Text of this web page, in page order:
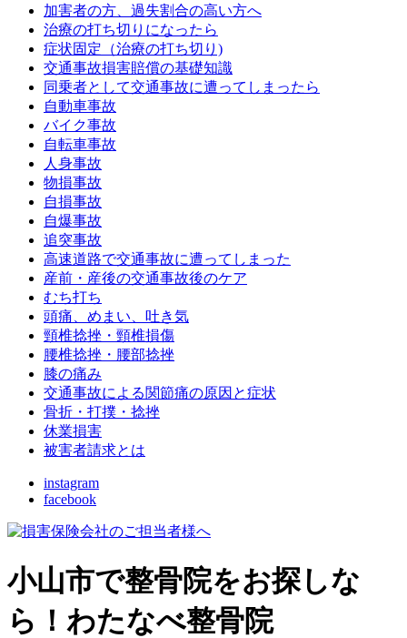
加害者の方、過失割合の高い方へ
治療の打ち切りになったら
症状固定（治療の打ち切り)
交通事故損害賠償の基礎知識
同乗者として交通事故に遭ってしまったら
自動車事故
バイク事故
自転車事故
人身事故
物損事故
自損事故
自爆事故
追突事故
高速道路で交通事故に遭ってしまった
産前・産後の交通事故後のケア
むち打ち
頭痛、めまい、吐き気
頸椎捻挫・頸椎損傷
腰椎捻挫・腰部捻挫
膝の痛み
交通事故による関節痛の原因と症状
骨折・打撲・捻挫
休業損害
被害者請求とは
instagram
facebook
小山市で整骨院をお探しな
ら！わたなべ整骨院